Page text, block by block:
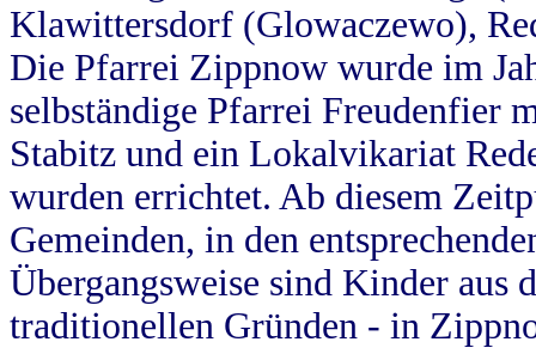
Klawittersdorf (Glowaczewo),
Die Pfarrei Zippnow wurde im
selbständige Pfarrei Freudenfier
Stabitz und ein Lokalvikariat
wurden errichtet. Ab diesem
Gemeinden, in den
Übergangsweise sind Kinder aus
traditionellen Gründen - in